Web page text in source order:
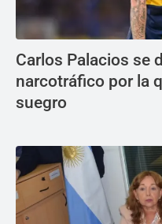
Carlos Palacios se
narcotráfico por la
suegro